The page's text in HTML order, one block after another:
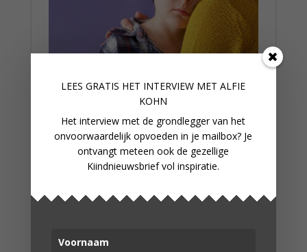
LEES GRATIS HET INTERVIEW MET ALFIE
KOHN
Het interview met de grondlegger van het
onvoorwaardelijk opvoeden in je mailbox? Je
ontvangt meteen ook de gezellige
Kiindnieuwsbrief vol inspiratie.